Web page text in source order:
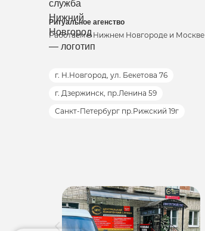
Ритуальное агенство
Работаем в Нижнем Новгороде и Москве
г. Н.Новгород, ул. Бекетова 76
г. Дзержинск, пр.Ленина 59
Санкт-Петербург пр.Рижский 19г